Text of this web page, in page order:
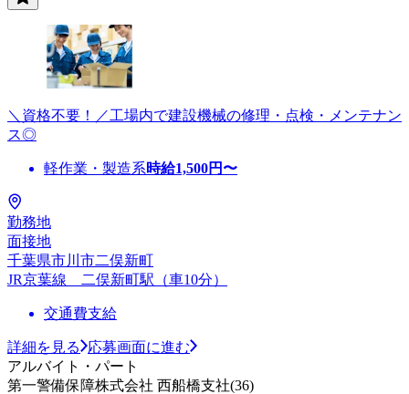
＼資格不要！／工場内で建設機械の修理・点検・メンテナン
ス◎
軽作業・製造系時給1,500円〜
勤務地
面接地
千葉県市川市二俣新町
JR京葉線 二俣新町駅（車10分）
交通費支給
詳細を見る
応募画面に進む
アルバイト・パート
第一警備保障株式会社 西船橋支社(36)